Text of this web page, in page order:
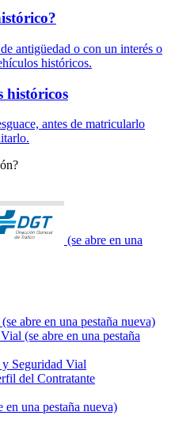
antigüedad o con un interés o
históricos.
históricos
antes de matricularlo
(se abre en una
(se abre en una pestaña nueva)
(se abre en una pestaña
Seguridad Vial
del Contratante
en una pestaña nueva)